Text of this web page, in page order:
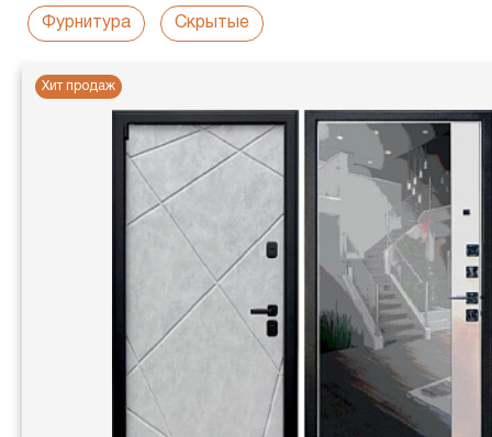
Фурнитура Скрытые
Хит продаж